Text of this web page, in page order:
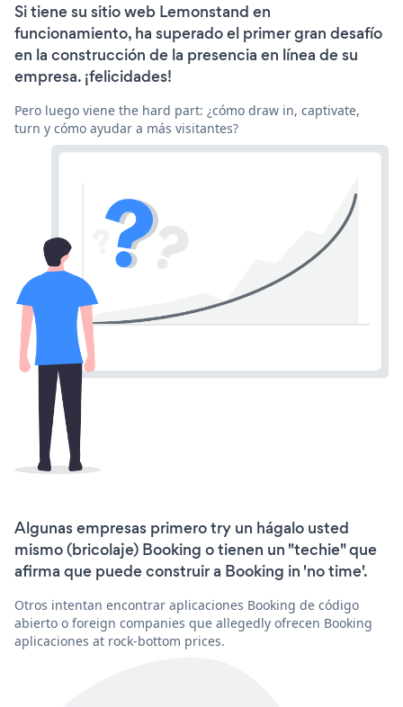
Si tiene su sitio web Lemonstand en
funcionamiento, ha superado el primer gran desafío
en la construcción de la presencia en línea de su
empresa. ¡felicidades!
Pero luego viene the hard part: ¿cómo draw in, captivate,
turn y cómo ayudar a más visitantes?
Algunas empresas primero try un hágalo usted
mismo (bricolaje) Booking o tienen un "techie" que
afirma que puede construir a Booking in 'no time'.
Otros intentan encontrar aplicaciones Booking de código
abierto o foreign companies que allegedly ofrecen Booking
aplicaciones at rock-bottom prices.